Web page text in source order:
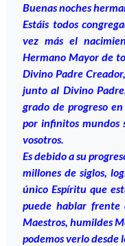
Buenas noches
Estáis todos
vez más el
Hermano Mayor de
Divino Padre
junto al Divino
grado de progreso
por infinitos mundos
vosotros.
Es debido a su
millones de siglos,
único Espíritu que
puede hablar frente
Maestros, humildes
podemos verlo desde